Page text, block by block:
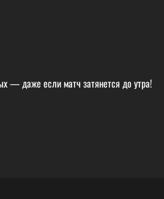
— даже если матч затянется до утра!